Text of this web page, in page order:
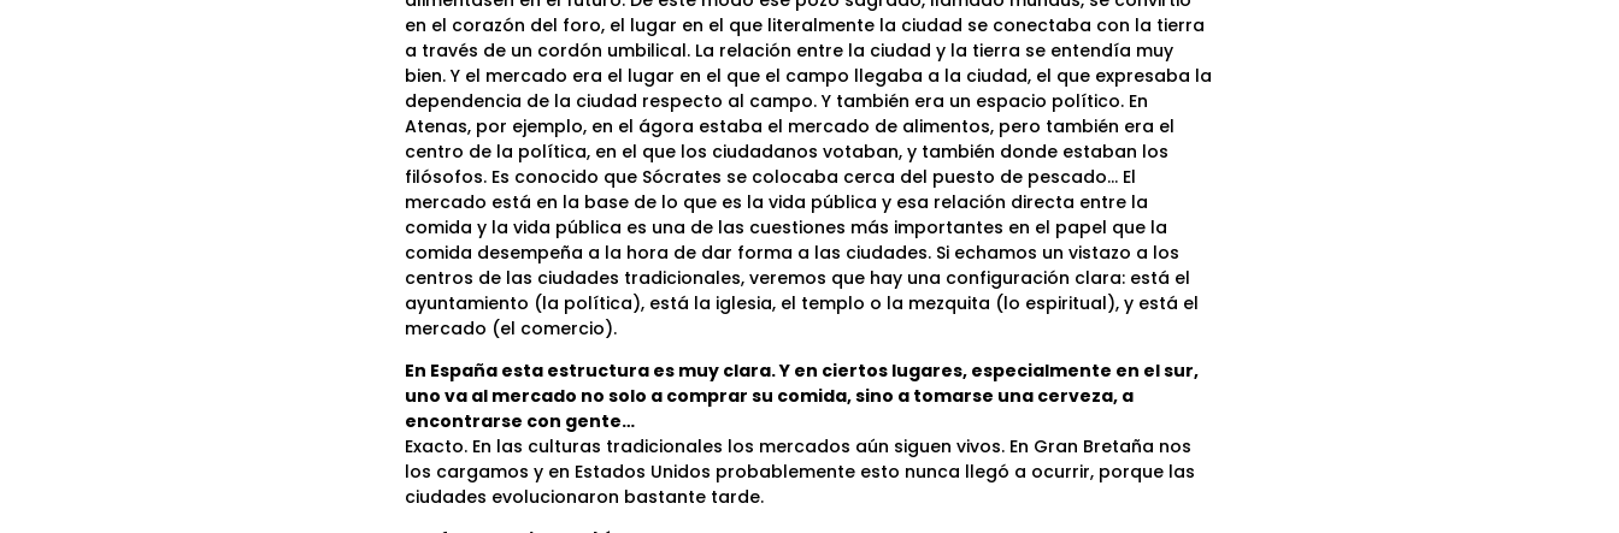
en el corazón del foro, el lugar en el que literalmente la ciudad se conectaba con la tierra
a través de un cordón umbilical. La relación entre la ciudad y la tierra se entendía muy
bien. Y el mercado era el lugar en el que el campo llegaba a la ciudad, el que expresaba la
dependencia de la ciudad respecto al campo. Y también era un espacio político. En
Atenas, por ejemplo, en el ágora estaba el mercado de alimentos, pero también era el
centro de la política, en el que los ciudadanos votaban, y también donde estaban los
filósofos. Es conocido que Sócrates se colocaba cerca del puesto de pescado… El
mercado está en la base de lo que es la vida pública y esa relación directa entre la
comida y la vida pública es una de las cuestiones más importantes en el papel que la
comida desempeña a la hora de dar forma a las ciudades. Si echamos un vistazo a los
centros de las ciudades tradicionales, veremos que hay una configuración clara: está el
ayuntamiento (la política), está la iglesia, el templo o la mezquita (lo espiritual), y está el
mercado (el comercio).
En España esta estructura es muy clara. Y en ciertos lugares, especialmente en el sur,
uno va al mercado no solo a comprar su comida, sino a tomarse una cerveza, a
encontrarse con gente…
Exacto. En las culturas tradicionales los mercados aún siguen vivos. En Gran Bretaña nos
los cargamos y en Estados Unidos probablemente esto nunca llegó a ocurrir, porque las
ciudades evolucionaron bastante tarde.